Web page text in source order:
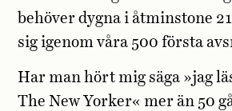
behöver dygna i åtminstone
sig igenom våra 500 första
Har man hört mig säga »jag
The New Yorker« mer än 50